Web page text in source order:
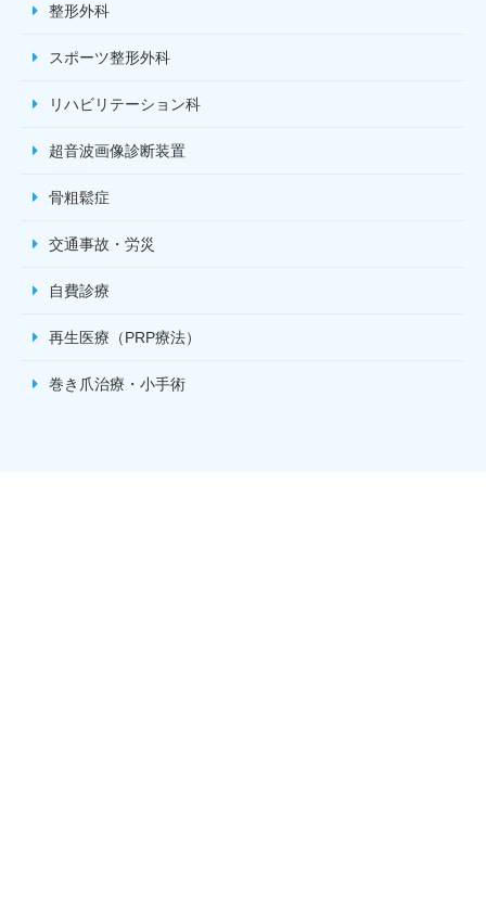
整形外科
スポーツ整形外科
リハビリテーション科
超音波画像診断装置
骨粗鬆症
交通事故・労災
自費診療
再生医療（PRP療法）
巻き爪治療・小手術